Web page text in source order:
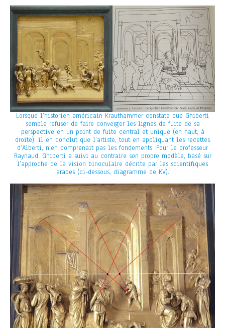
Lorsque l’historien américain Krauthammer constate que Ghiberti
semble refuser de faire converger les lignes de fuite de sa
perspective en un point de fuite central et unique (en haut, à
droite), il en conclut que l’artiste, tout en appliquant les recettes
d’Alberti, n’en comprenait pas les fondements. Pour le professeur
Raynaud, Ghiberti a suivi au contraire son propre modèle, basé sur
l’approche de la vision binoculaire décrite par les scientifiques
arabes(ci-dessous, diagramme de KV).